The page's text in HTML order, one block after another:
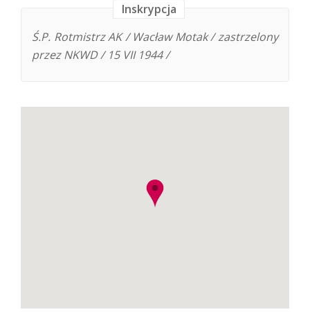
Inskrypcja
Ś.P. Rotmistrz AK / Wacław Motak / zastrzelony
przez NKWD / 15 VII 1944 /